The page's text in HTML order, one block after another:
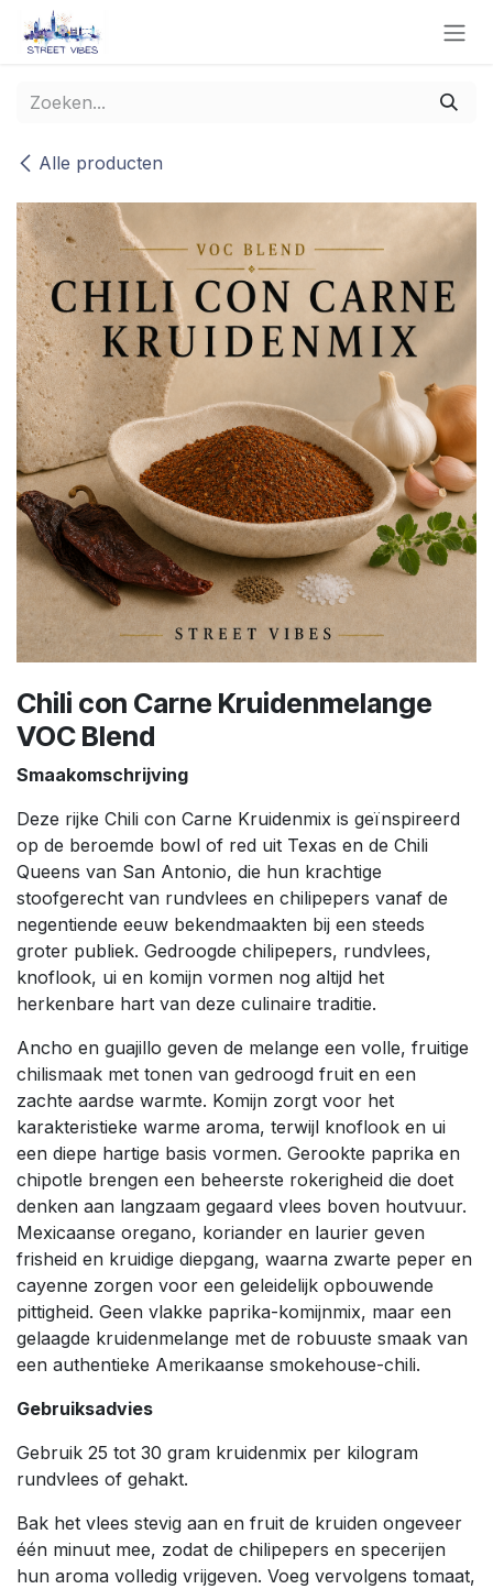
Overslaan naar inhoud
Alle producten
Chili con Carne Kruidenmelange
VOC Blend
Smaakomschrijving
Deze rijke Chili con Carne Kruidenmix is geïnspireerd
op de beroemde bowl of red uit Texas en de Chili
Queens van San Antonio, die hun krachtige
stoofgerecht van rundvlees en chilipepers vanaf de
negentiende eeuw bekendmaakten bij een steeds
groter publiek. Gedroogde chilipepers, rundvlees,
knoflook, ui en komijn vormen nog altijd het
herkenbare hart van deze culinaire traditie.
Ancho en guajillo geven de melange een volle, fruitige
chilismaak met tonen van gedroogd fruit en een
zachte aardse warmte. Komijn zorgt voor het
karakteristieke warme aroma, terwijl knoflook en ui
een diepe hartige basis vormen. Gerookte paprika en
chipotle brengen een beheerste rokerigheid die doet
denken aan langzaam gegaard vlees boven houtvuur.
Mexicaanse oregano, koriander en laurier geven
frisheid en kruidige diepgang, waarna zwarte peper en
cayenne zorgen voor een geleidelijk opbouwende
pittigheid. Geen vlakke paprika-komijnmix, maar een
gelaagde kruidenmelange met de robuuste smaak van
een authentieke Amerikaanse smokehouse-chili.
Gebruiksadvies
Gebruik 25 tot 30 gram kruidenmix per kilogram
rundvlees of gehakt.
Bak het vlees stevig aan en fruit de kruiden ongeveer
één minuut mee, zodat de chilipepers en specerijen
hun aroma volledig vrijgeven. Voeg vervolgens tomaat,